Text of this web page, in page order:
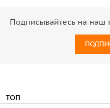
Подписывайтесь на наш
ТОП